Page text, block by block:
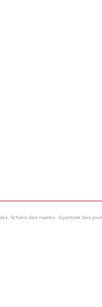
fichiers des mairies, répertoire des